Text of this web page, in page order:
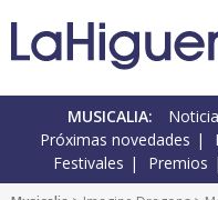
MUSICALIA:
Próximas novedades
Festivales
Premios